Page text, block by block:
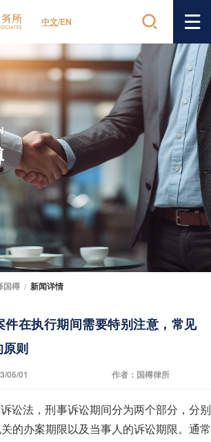
中文/EN
国樽 / 新闻详情
件在执行期间需要特别注意，常见
则
06/01 作者：国樽律所
讼法，刑事诉讼期间分为两个部分，分别
的办案期限以及当事人的诉讼期限。通常